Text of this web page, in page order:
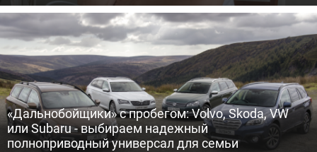
«Дальнобойщики» с пробегом: Volvo, Skoda, VW
или Subaru - выбираем надежный
полноприводный универсал для семьи